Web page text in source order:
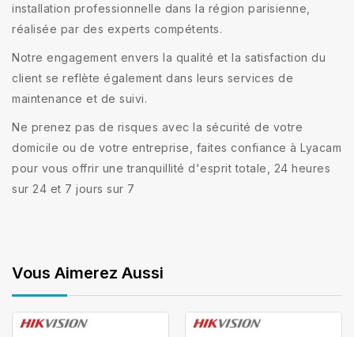
installation professionnelle dans la région parisienne,
réalisée par des experts compétents.
Notre engagement envers la qualité et la satisfaction du
client se reflète également dans leurs services de
maintenance et de suivi.
Ne prenez pas de risques avec la sécurité de votre
domicile ou de votre entreprise, faites confiance à Lyacam
pour vous offrir une tranquillité d'esprit totale, 24 heures
sur 24 et 7 jours sur 7
Vous Aimerez Aussi